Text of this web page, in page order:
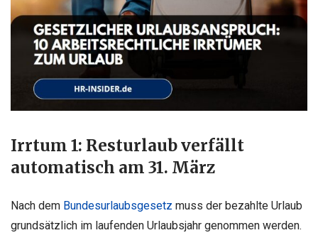
Irrtum 1: Resturlaub verfällt
automatisch am 31. März
Nach dem Bundesurlaubsgesetz muss der bezahlte Urlaub
grundsätzlich im laufenden Urlaubsjahr genommen werden.